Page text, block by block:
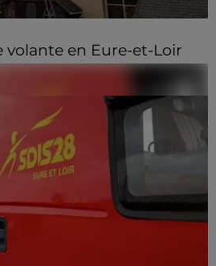
volante en Eure-et-Loir